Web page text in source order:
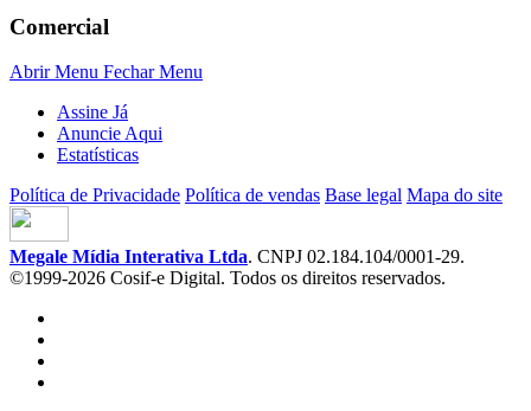
Comercial
Abrir Menu Fechar Menu
Assine Já
Anuncie Aqui
Estatísticas
Política de Privacidade Política de vendas Base legal Mapa do site
Megale Mídia Interativa Ltda. CNPJ 02.184.104/0001-29.
©1999-2026 Cosif-e Digital. Todos os direitos reservados.